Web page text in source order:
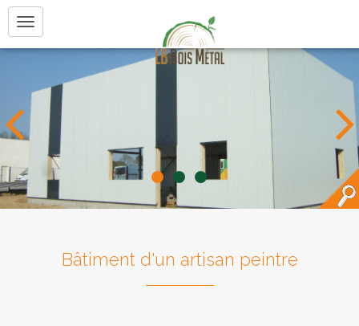
Aller au contenu principal
Bâtiment d'un artisan peintre